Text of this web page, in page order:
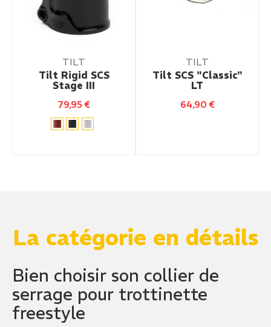
TILT
Tilt Rigid SCS
Stage III
79,95€
TILT
Tilt SCS "Classic"
LT
64,90€
La catégorie en détails
Bien choisir son collier de
serrage pour trottinette
freestyle